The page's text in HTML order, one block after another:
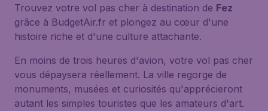
Trouvez votre vol pas cher à destination de Fez
grâce à BudgetAir.fr et plongez au cœur d'une
histoire riche et d'une culture attachante.
En moins de trois heures d'avion, votre vol pas cher
vous dépaysera réellement. La ville regorge de
monuments, musées et curiosités qu'apprécieront
autant les simples touristes que les amateurs d'art.